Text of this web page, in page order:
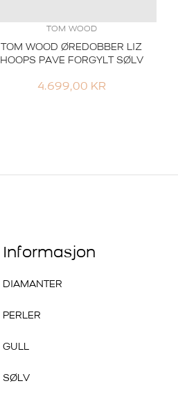
TOM WOOD
TOM WOOD ØREDOBBER LIZ
HOOPS PAVE FORGYLT SØLV
4.699,00 KR
Informasjon
DIAMANTER
PERLER
GULL
SØLV